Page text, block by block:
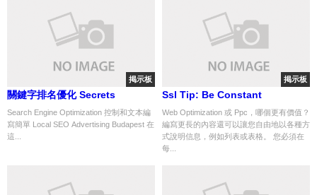
掲示板
關鍵字排名優化 Secrets
Search Engine Optimization 控制和文本編
寫簡單 Local SEO Advertising Budapest 在
這...
掲示板
Ssl Tip: Be Constant
Web Optimization 或 Ppc，哪個更有價值？
編寫更長的內容還可以讓您自由地以各種方
式說明信息，例如列表或表格。 您必須在
每...